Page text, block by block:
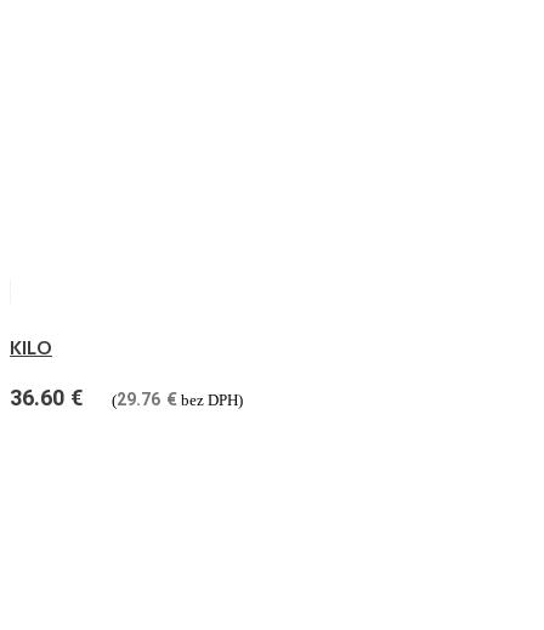
KILO
36.60 € (29.76 € bez DPH)